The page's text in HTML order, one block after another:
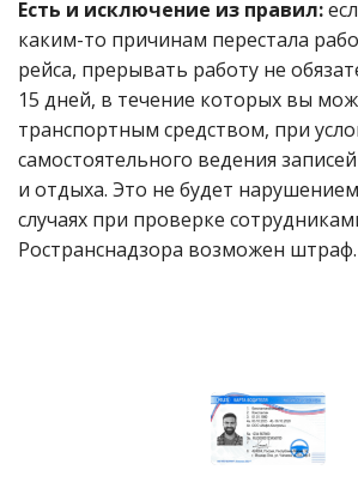
Есть и исключение из правил:
каким-то причинам перестала
рейса, прерывать работу не
15 дней, в течение которых вы
транспортным средством, при
самостоятельного ведения
и отдыха. Это не будет
случаях при проверке
Ространснадзора возможен штраф.